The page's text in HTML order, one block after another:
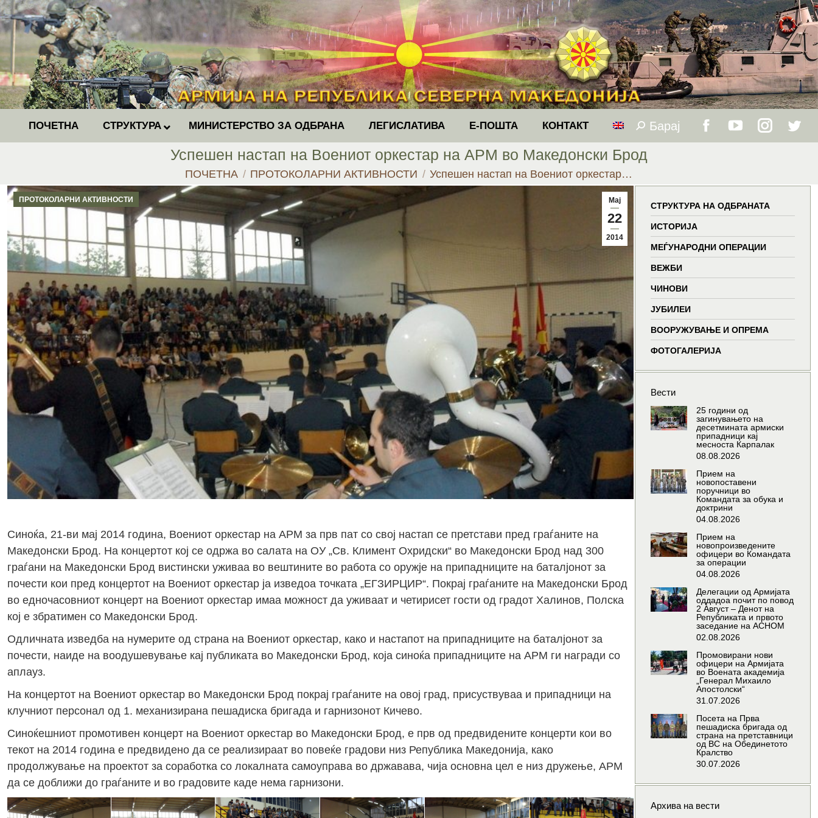
ПОЧЕТНА СТРУКТУРА МИНИСТЕРСТВО ЗА ОДБРАНА ЛЕГИСЛАТИВА Е-ПОШТА КОНТАКТ Search:
Барај
new
window
new
window
new
window
Успешен настап на Воениот оркестар на АРМ во Македонски Брод
You are here:
ПОЧЕТНА ПРОТОКОЛАРНИ АКТИВНОСТИ Успешен настап на Воениот оркестар…
Мај
22
2014
ПРОТОКОЛАРНИ АКТИВНОСТИ
Синоќа, 21-ви мај 2014 година, Воениот оркестар на АРМ за прв пат со свој настап се претстави пред граѓаните на
Македонски Брод. На концертот кој се одржа во салата на ОУ „Св. Климент Охридски“ во Македонски Брод над 300
граѓани на Македонски Брод вистински уживаа во вештините во работа со оружје на припадниците на баталјонот за
почести кои пред концертот на Воениот оркестар ја изведоа точката „ЕГЗИРЦИР“. Покрај граѓаните на Македонски Брод
во едночасовниот концерт на Воениот оркестар имаа можност да уживаат и четирисет гости од градот Халинов, Полска
кој е збратимен со Македонски Брод.
Одличната изведба на нумерите од страна на Воениот оркестар, како и настапот на припадниците на баталјонот за
почести, наиде на воодушевување кај публиката во Македонски Брод, која синоќа припадниците на АРМ ги награди со
аплауз.
На концертот на Воениот оркестар во Македонски Брод покрај граѓаните на овој град, присуствуваа и припадници на
клучниот персонал од 1. механизирана пешадиска бригада и гарнизонот Кичево.
Синоќешниот промотивен концерт на Воениот оркестар во Македонски Брод, е прв од предвидените концерти кои во
текот на 2014 година е предвидено да се реализираат во повеќе градови низ Република Македонија, како
продолжување на проектот за соработка со локалната самоуправа во државава, чија основна цел е низ дружење, АРМ
да се доближи до граѓаните и во градовите каде нема гарнизони.
СТРУКТУРА НА ОДБРАНАТА
ИСТОРИЈА
МЕЃУНАРОДНИ ОПЕРАЦИИ
ВЕЖБИ
ЧИНОВИ
ЈУБИЛЕИ
ВООРУЖУВАЊЕ И ОПРЕМА
ФОТОГАЛЕРИЈА
Вести
25 години од
загинувањето на
десетмината армиски
припадници кај
месноста Карпалак
08.08.2026
Прием на
новопоставени
поручници во
Командата за обука и
доктрини
04.08.2026
Прием на
новопроизведените
офицери во Командата
за операции
04.08.2026
Делегации од Армијата
оддадоа почит по повод
2 Август – Денот на
Републиката и првото
заседание на АСНОМ
02.08.2026
Промовирани нови
офицери на Армијата
во Воената академија
„Генерал Михаило
Апостолски“
31.07.2026
Посета на Прва
пешадиска бригада од
страна на претставници
од ВС на Обединетото
Кралство
30.07.2026
Архива на вести